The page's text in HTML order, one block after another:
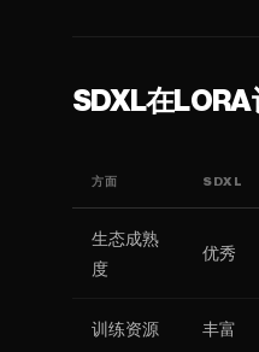
SDXL在
方面 SDXL
生态成熟
度
优秀
训练资源 丰富